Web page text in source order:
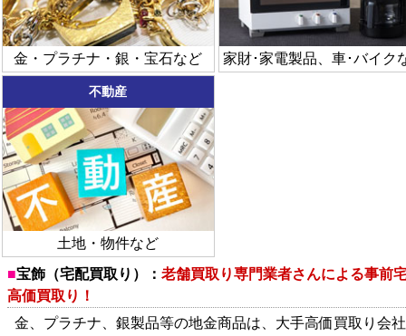
金・プラチナ・銀・宝石など 家財･家電製品、車･バイク
不動産
土地・物件など
宝飾（宅配買取り）： 老舗買取り専門業者さんによる事前
高価買取り！
金、プラチナ、銀製品等の地金商品は、大手高価買取り会